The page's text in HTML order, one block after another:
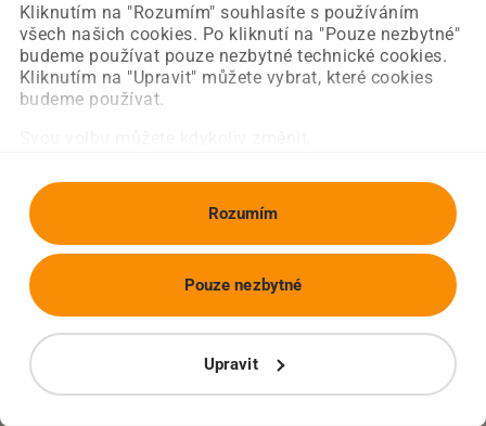
Kliknutím na "Rozumím" souhlasíte s používáním
všech našich cookies. Po kliknutí na "Pouze nezbytné"
budeme používat pouze nezbytné technické cookies.
Kliknutím na "Upravit" můžete vybrat, které cookies
budeme používat.
Rozumím
Upravit
Pouze nezbytné
Obnovit stránku Úvodní strana